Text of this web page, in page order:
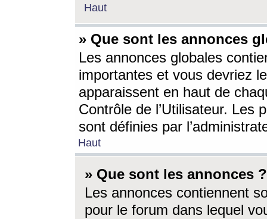
Haut
» Que sont les annonces
Les annonces globales
importantes et vous devriez
apparaissent en haut de
Contrôle de l’Utilisateur. Les
sont définies par
Haut
» Que sont les annonces ?
Les annonces contiennent
pour le forum dans lequel